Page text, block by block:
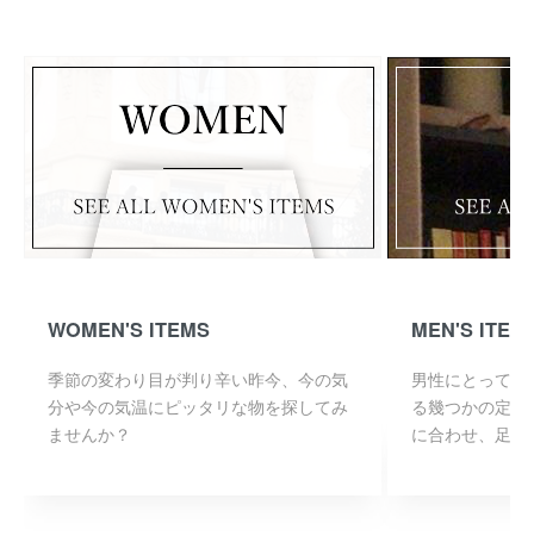
WOMEN'S ITEMS
季節の変わり目が判り辛い昨今、今の気
分や今の気温にピッタリな物を探してみ
ませんか？
MEN'S
男性にとって
る幾つかの定
に合わせ、足